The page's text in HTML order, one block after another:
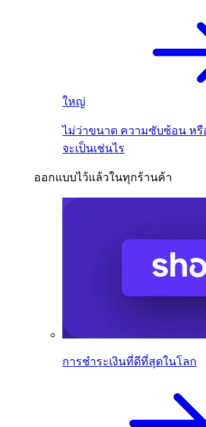
ใหญ่
ไม่ว่าขนาด ความซับซ้อน ห
จะเป็นเช่นไร
ออกแบบไว้แล้วในทุกร้านค้า
การชำระเงินที่ดีที่สุดในโลก